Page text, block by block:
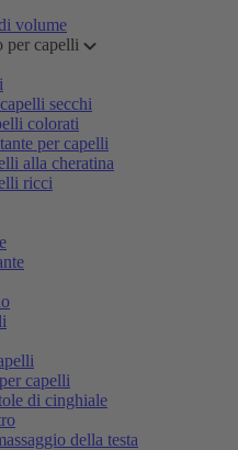
volume
per capelli
secchi
colorati
per capelli
alla cheratina
ricci
capelli
di cinghiale
della testa